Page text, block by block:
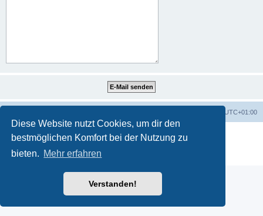
Diese Website nutzt Cookies, um dir den
bestmöglichen Komfort bei der Nutzung zu
bieten. Mehr erfahren
Verstanden!
UTC+01:00
Powered by phpBB ® Forum Software © phpBB Limited
phpBB.de
Datenschutz